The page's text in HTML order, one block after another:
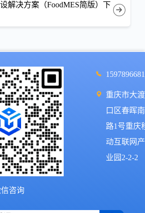
解决方案（FoodMES简版）下
咨询
重庆市大渡
口区春晖南
路1号重庆
动互联网产
业园2-2-2